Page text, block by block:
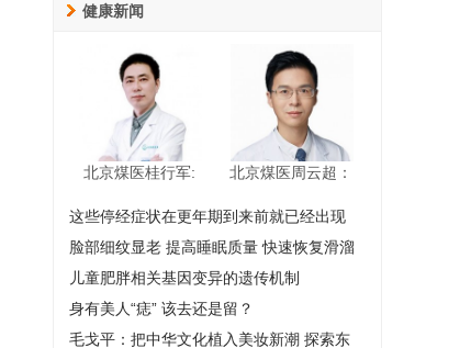
健康新闻
北京煤医桂行军: 北京煤医周云超：
这些停经症状在更年期到来前就已经出现
脸部细纹显老 提高睡眠质量 快速恢复滑溜
儿童肥胖相关基因变异的遗传机制
身有美人“痣” 该去还是留？
毛戈平：把中华文化植入美妆新潮 探索东